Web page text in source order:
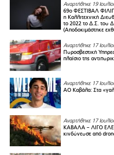
Αναρτήθηκε 19
69ο ΦΕΣΤΙΒΑΛ
η Καλλιτεχνική
το 2022 το Δ.Σ. του
(Αποδοκιμάστηκε
Αναρτήθηκε 17
Πυροσβεστική
πλαίσιο της
Αναρτήθηκε 17
ΑΟ Καβάλα: Στα
Αναρτήθηκε 17
ΚΑΒΑΛΑ – ΛΙΓΟ
κινδύνευσε από